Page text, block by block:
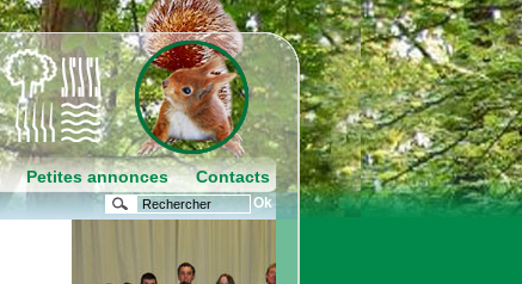
Petites annonces Contacts